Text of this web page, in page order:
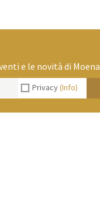
e le novità di Moena
Privacy(Info)